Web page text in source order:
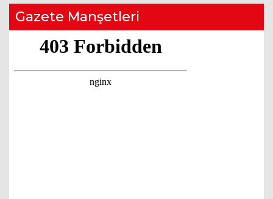
Mehmet Yıldırım
Girişimcilik desteği
21 Ocak 2023
Serbest Muhasebeci Mali Müşavir
Serdar Selamoğlu
Gazete Manşetleri